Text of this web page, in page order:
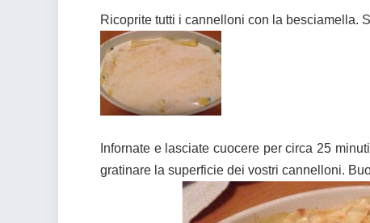
Ricoprite tutti i cannelloni con la besciamella.
Infornate e lasciate cuocere per circa 25
gratinare la superficie dei vostri cannelloni.